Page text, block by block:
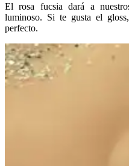
El rosa fucsia dará a
luminoso. Si te gusta el
perfecto.